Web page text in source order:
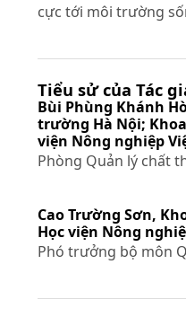
cực tới môi trường
Tiểu sử của Tác
Bùi Phùng Khánh
trường Hà Nội;
viện Nông nghiệp
Phòng Quản lý chất
Cao Trường Sơn,
Học viện Nông
Phó trưởng bộ môn